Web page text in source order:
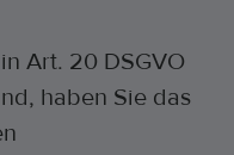
Art. 20 DSGVO
haben Sie das